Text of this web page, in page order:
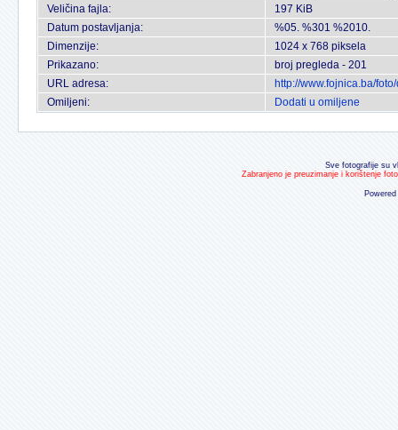
Veličina fajla:
197 KiB
Datum postavljanja:
%05. %301 %2010.
Dimenzije:
1024 x 768 piksela
Prikazano:
broj pregleda - 201
URL adresa:
http://www.fojnica.ba/
Omiljeni:
Dodati u omiljene
Sve fotografije su
Zabranjeno je preuzimanje i korištenje